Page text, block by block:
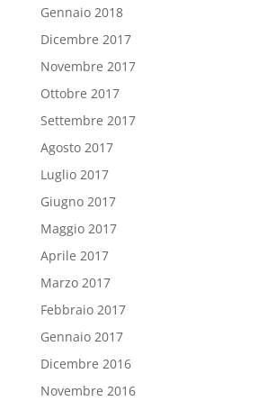
Gennaio 2018
Dicembre 2017
Novembre 2017
Ottobre 2017
Settembre 2017
Agosto 2017
Luglio 2017
Giugno 2017
Maggio 2017
Aprile 2017
Marzo 2017
Febbraio 2017
Gennaio 2017
Dicembre 2016
Novembre 2016